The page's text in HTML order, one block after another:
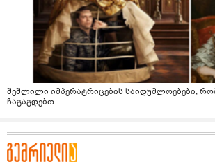
შეშლილი იმპერატრიცების საიდუმლოებები,
ჩაგაგდებთ